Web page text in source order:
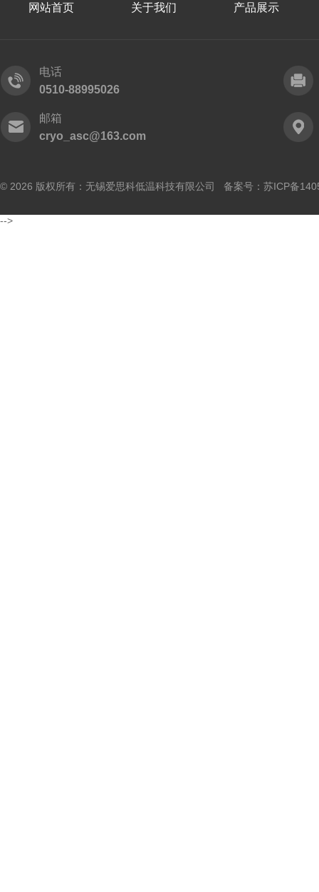
网站首页 关于我们 产品展示
电话
0510-88995026
邮箱
cryo_asc@163.com
© 2026 版权所有：无锡爱思科低温科技有限公司 备案号： 苏ICP备
-->